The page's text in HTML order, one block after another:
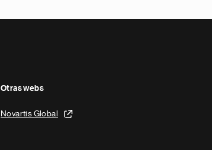
Otras webs
Novartis Global